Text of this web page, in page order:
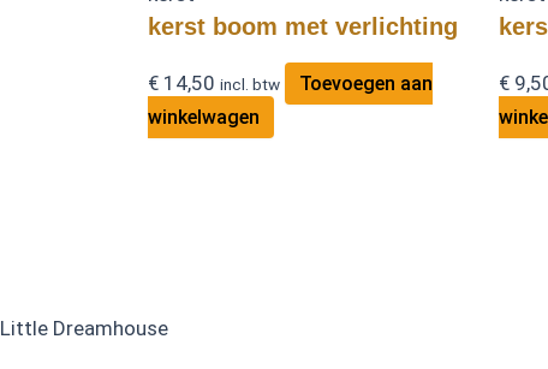
kerst boom met verlichting
€ 14,50 incl. btw
Toevoegen aan
winkelwagen
€
Little Dreamhouse